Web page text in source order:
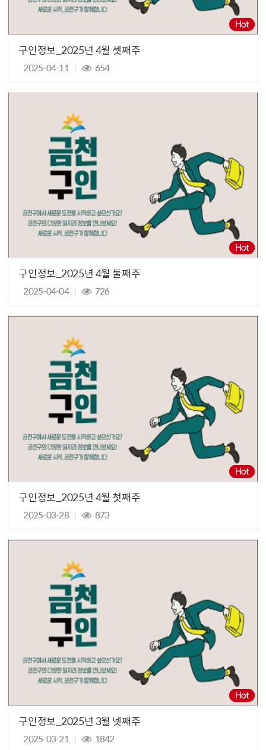
구인정보_2025년 4월 셋째주
2025-04-11 654
구인정보_2025년 4월 둘째주
2025-04-04 726
구인정보_2025년 4월 첫째주
2025-03-28 873
구인정보_2025년 3월 넷째주
2025-03-21 1842